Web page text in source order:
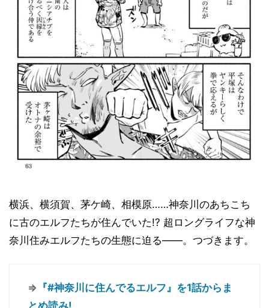
横浜、横須賀、茅ケ崎、相模原……神奈川のあちこち
に古のエルフたちが住んでいた!? 超ロングライフな神
奈川住みエルフたちの生態に迫る――。つづきます。
⇒ 『#神奈川に住んでるエルフ』を1話からま